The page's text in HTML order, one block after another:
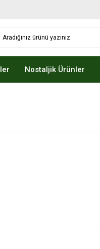
Nostaljik Ürünler